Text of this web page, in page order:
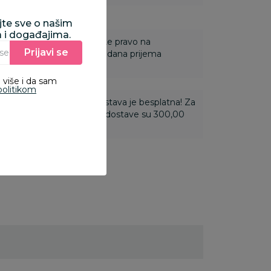
online porudžbine imate pravo na
u roku od 14 dana od dana prijema
3.500,00 rsd i više dostava je besplatna! Za
3.499,99 rsd troškovi dostave su 300,00
sve o našim
i događajima.
Unesite Vašu e‑mail adresu da biste se prijavili na newsletter.
Prijavi se
i da sam